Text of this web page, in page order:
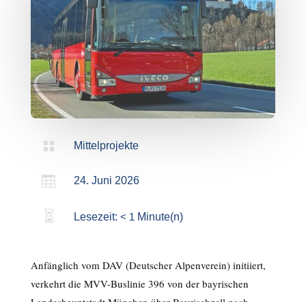
 Mittelprojekte
 24. Juni 2026
 Lesezeit: < 1 Minute(n)
Anfänglich vom DAV (Deutscher Alpenverein) initiiert,
verkehrt die MVV-Buslinie 396 von der bayrischen